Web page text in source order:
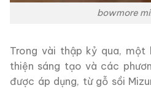
bowmore
Trong vài thập kỷ qua,
thiện sáng tạo và các
được áp dụng, từ gỗ sồi